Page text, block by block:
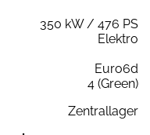
350 kW / 476 PS
Elektro
Euro6d
4 (Green)
Zentrallager